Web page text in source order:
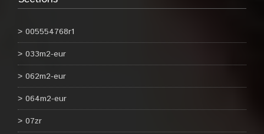
005554768r1
033m2-eur
062m2-eur
064m2-eur
07zr